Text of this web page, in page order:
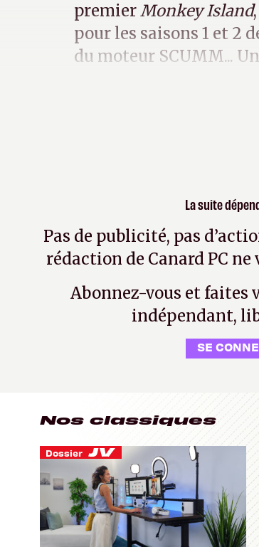
premierMonkey Island
pour les saisons 1 et 2
du moteur SCUMM...
La suite
Pas de publicité, pas
rédaction de Canard PC
Abonnez-vous et faites
indépendant,
SE
Nos classiques
Dossier